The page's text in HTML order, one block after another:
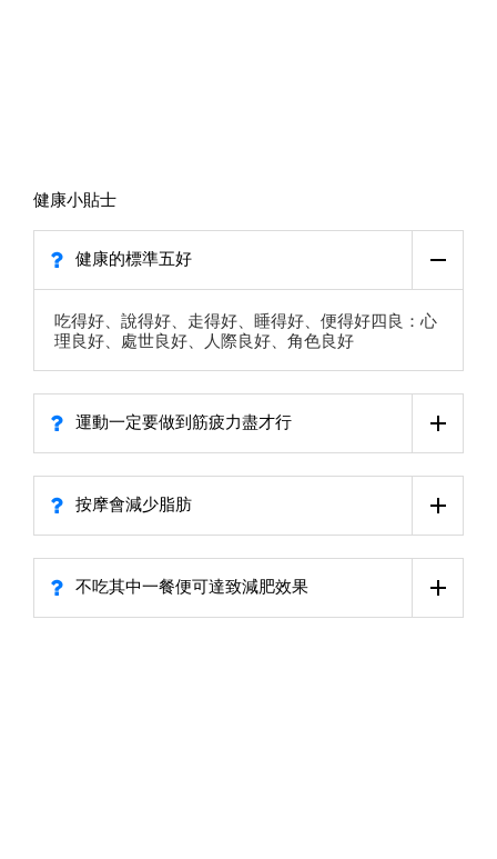
健康小貼士
健康的標準五好
吃得好、說得好、走得好、睡得好、便得好四良：心
理良好、處世良好、人際良好、角色良好
運動一定要做到筋疲力盡才行
按摩會減少脂肪
不吃其中一餐便可達致減肥效果